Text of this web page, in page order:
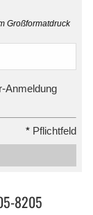
Großformatdruck
Anmeldung
* Pflichtfeld
8205